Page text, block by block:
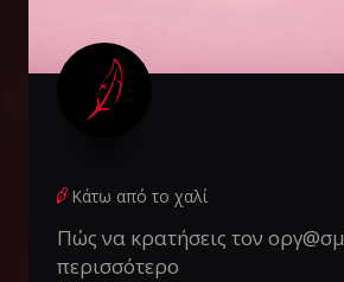
Κάτω από το χαλί
Πώς να κρατήσεις τον
περισσότερο